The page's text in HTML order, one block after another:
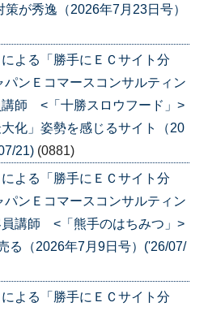
が秀逸（2026年7月23日号）
よる「勝手にＥＣサイト分
ンＥコマースコンサルティン
師 <「十勝スロウフード」>
化」姿勢を感じるサイト（20
21) (0881)
よる「勝手にＥＣサイト分
ンＥコマースコンサルティン
講師 <「熊手のはちみつ」>
る（2026年7月9日号）('26/07/
よる「勝手にＥＣサイト分